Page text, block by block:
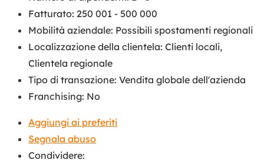
Fatturato: 250 001 - 500 000
Mobilità aziendale: Possibili spostamenti regionali
Localizzazione della clientela: Clienti locali,
Clientela regionale
Tipo di transazione: Vendita globale dell'azienda
Franchising: No
Aggiungi ai preferiti
Segnala abuso
Condividere: